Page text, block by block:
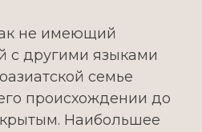
не имеющий
с другими языками
семье
происхождении до
Наибольшее